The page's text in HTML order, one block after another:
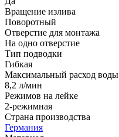
Вращение излива
Поворотный
Отверстие для монтажа
На одно отверстие
Тип подводки
Гибкая
Максимальный расход воды
8,2 л/мин
Режимов на лейке
2-режимная
Страна производства
Германия